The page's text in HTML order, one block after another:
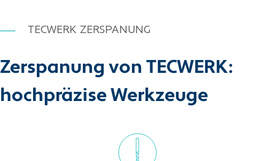
Zerspanung von TECWERK:
hochpräzise Werkzeuge
TECWERK ZERSPANUNG